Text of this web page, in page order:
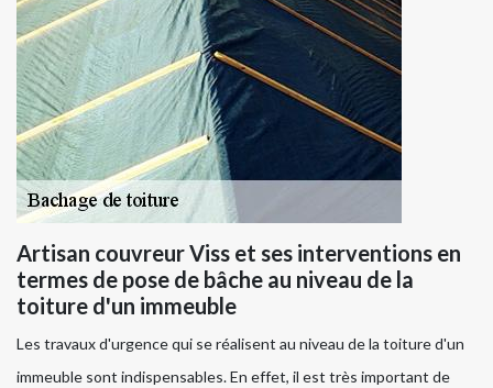
Artisan couvreur Viss et ses interventions en
termes de pose de bâche au niveau de la
toiture d'un immeuble
Les travaux d'urgence qui se réalisent au niveau de la toiture d'un
immeuble sont indispensables. En effet, il est très important de